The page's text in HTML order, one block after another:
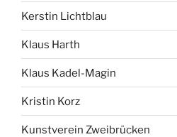
Kerstin Lichtblau
Klaus Harth
Klaus Kadel-Magin
Kristin Korz
Kunstverein Zweibrücken